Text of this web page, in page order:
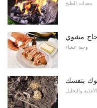
معدات الطبخ
مشوي
وجبة عشاء
بنفسك
والتخليل